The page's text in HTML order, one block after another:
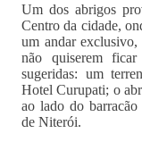
Um dos abrigos
Centro da cidade,
um andar
não quiserem
sugeridas: um
Hotel Curupati; o
ao lado do
de Niterói.